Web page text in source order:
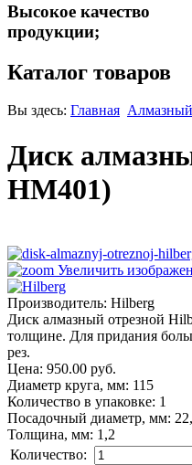
Высокое качество
продукции;
Каталог товаров
Вы здесь: Главная
Диск
HM401)
Увеличить
Производитель: Hilberg
Диск алмазный отрезной
толщине. Для придания
рез.
Цена: 950.00 руб.
Диаметр круга, мм: 115
Количество в упаковке: 1
Посадочный диаметр, мм:
Толщина, мм: 1,2
Количество: